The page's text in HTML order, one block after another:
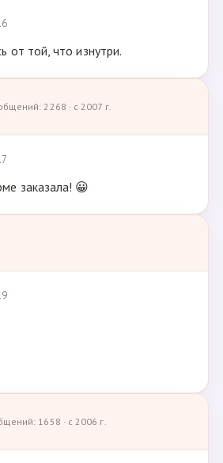
от той, что изнутри.
2268 · с 2007 г.
заказала! 😀
1658 · с 2006 г.